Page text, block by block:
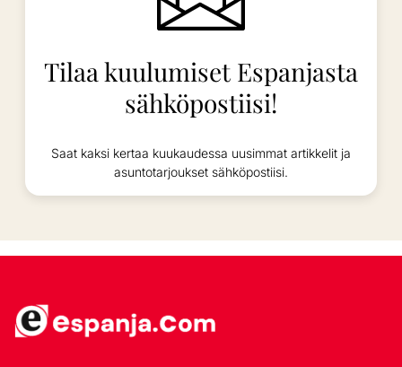
Tilaa kuulumiset Espanjasta
sähköpostiisi!
Saat kaksi kertaa kuukaudessa uusimmat artikkelit ja
asuntotarjoukset sähköpostiisi.